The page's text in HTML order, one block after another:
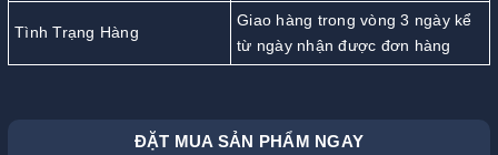
Tình Trạng Hàng
Giao hàng trong vòng 3 ngày kể
từ ngày nhận được đơn hàng
ĐẶT MUA SẢN PHẨM NGAY